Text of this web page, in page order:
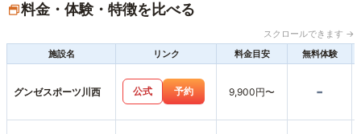
料金・体験・特徴を比べる
スクロールできます →
施設名
リンク 料金目安 無料体験
グンゼスポーツ川西 公式 予約 9,900円〜 -